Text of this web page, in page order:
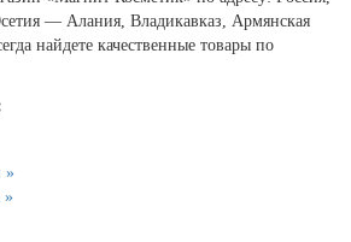
— Алания, Владикавказ, Армянская
найдете качественные товары по
»
»